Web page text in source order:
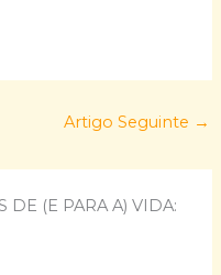
Artigo Seguinte →
DE (E PARA A) VIDA: